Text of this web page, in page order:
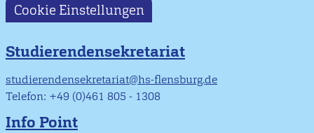
Cookie Einstellungen
Studierendensekretariat
studierendensekretariat@hs-flensburg.de
Telefon: +49 (0)461 805 - 1308
Info Point